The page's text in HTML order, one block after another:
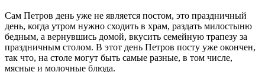
Сам Петров день уже не является постом, это праздничный
день, когда утром нужно сходить в храм, раздать милостыню
бедным, а вернувшись домой, вкусить семейную трапезу за
праздничным столом. В этот день Петров посту уже окончен,
так что, на столе могут быть самые разные, в том числе,
мясные и молочные блюда.